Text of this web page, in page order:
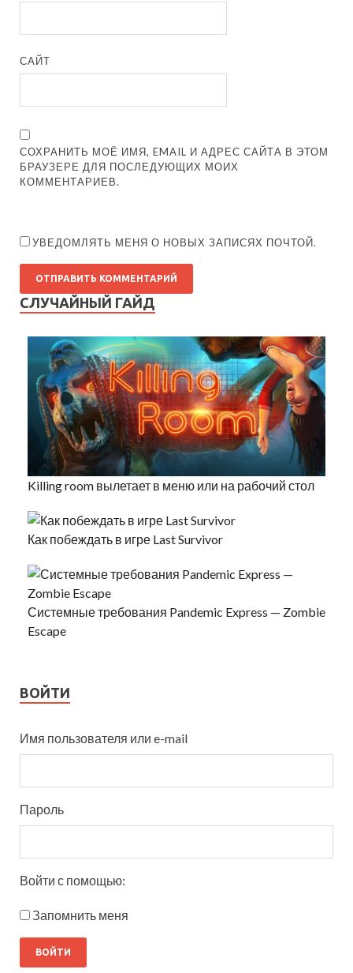
САЙТ
СОХРАНИТЬ МОЁ ИМЯ, EMAIL И АДРЕС САЙТА В ЭТОМ
БРАУЗЕРЕ ДЛЯ ПОСЛЕДУЮЩИХ МОИХ
КОММЕНТАРИЕВ.
УВЕДОМЛЯТЬ МЕНЯ О НОВЫХ ЗАПИСЯХ ПОЧТОЙ.
СЛУЧАЙНЫЙ ГАЙД
Killing room вылетает в меню или на рабочий стол
Как побеждать в игре Last Survivor
Системные требования Pandemic Express — Zombie
Escape
ВОЙТИ
Имя пользователя или e-mail
Пароль
Войти с помощью:
Запомнить меня